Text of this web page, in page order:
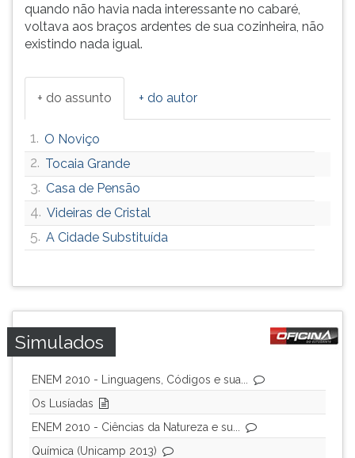
quando não havia nada interessante no cabaré,
voltava aos braços ardentes de sua cozinheira, não
existindo nada igual.
+ do assunto + do autor
1. O Noviço
2. Tocaia Grande
3. Casa de Pensão
4. Videiras de Cristal
5. A Cidade Substituída
Simulados
ENEM 2010 - Linguagens, Códigos e sua...
Os Lusíadas
ENEM 2010 - Ciências da Natureza e su...
Química (Unicamp 2013)